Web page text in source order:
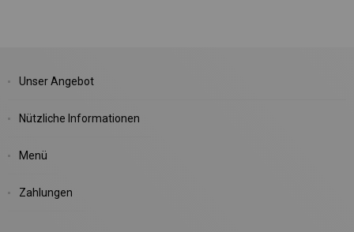
Unser Angebot
Nützliche Informationen
Menü
Zahlungen